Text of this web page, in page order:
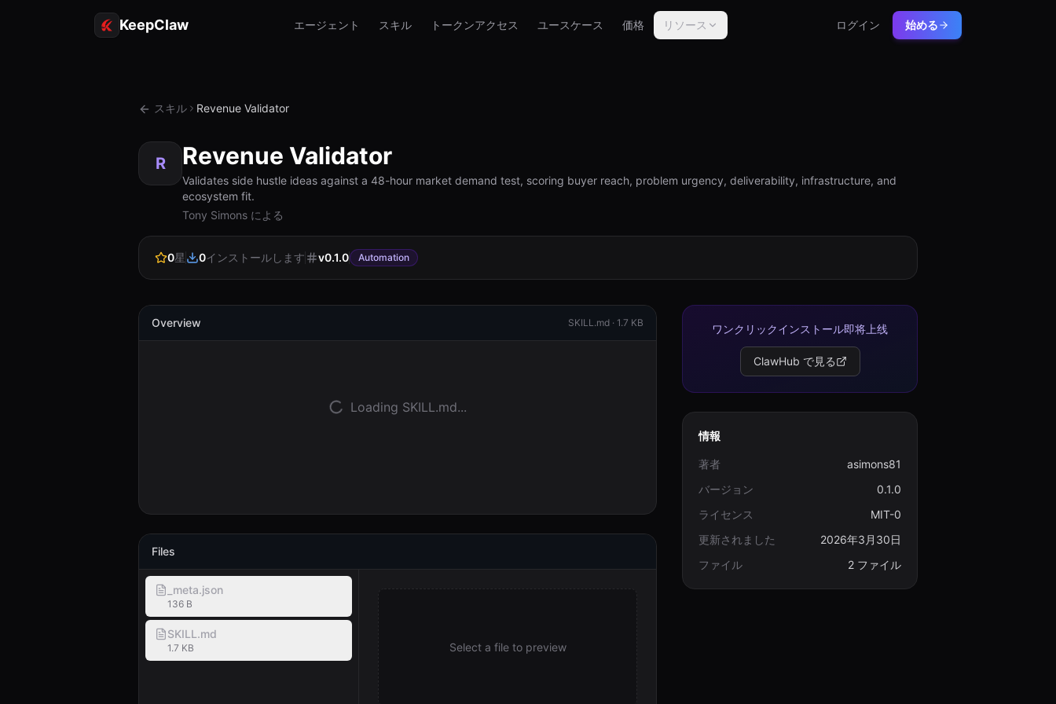
KeepClaw エージェント スキル トークンアクセス ユースケース 価格 リソース ログイン 始める
スキル Revenue Validator
R Revenue Validator
Validates side hustle ideas against a 48-hour market demand test, scoring buyer reach, problem urgency, deliverability, infrastructure, and
ecosystem fit.
Tony Simons による
0星 0インストールします v0.1.0 Automation
Overview SKILL.md · 1.7 KB
Loading SKILL.md...
Files
_meta.json
136 B
SKILL.md
1.7 KB Select a file to preview
ワンクリックインストール即将上线
ClawHub で見る
情報
著者
asimons81
バージョン
0.1.0
ライセンス
MIT-0
更新されました
2026年3月30日
ファイル
2 ファイル